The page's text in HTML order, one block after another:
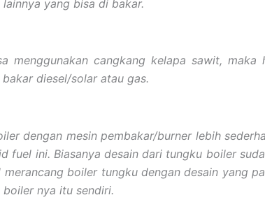
yang bisa di bakar.
menggunakan cangkang kelapa sawit,
diesel/solar atau gas.
dengan mesin pembakar/burner lebih
fuel ini. Biasanya desain dari tungku boiler
merancang boiler tungku dengan desain yang
nya itu sendiri.